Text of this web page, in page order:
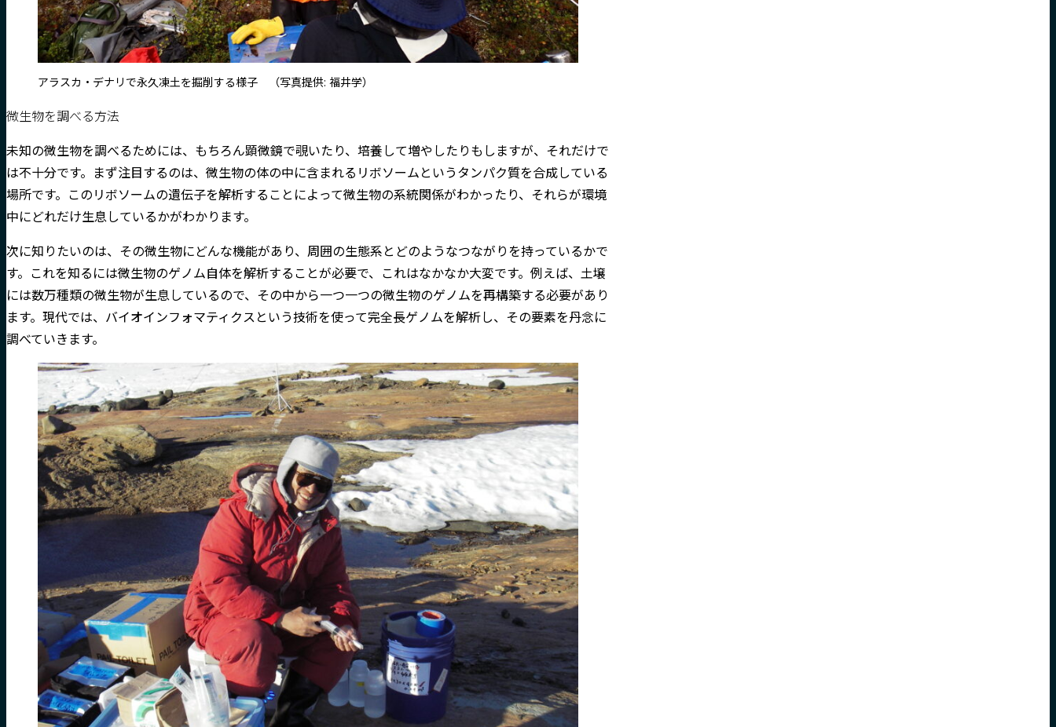
アラスカ・デナリで永久凍土を掘削する様子 （写真提供: 福井学）
微生物を調べる方法
未知の微生物を調べるためには、もちろん顕微鏡で覗いたり、培養して増やしたりもしますが、それだけで
は不十分です。まず注目するのは、微生物の体の中に含まれるリボソームというタンパク質を合成している
場所です。このリボソームの遺伝子を解析することによって微生物の系統関係がわかったり、それらが環境
中にどれだけ生息しているかがわかります。
次に知りたいのは、その微生物にどんな機能があり、周囲の生態系とどのようなつながりを持っているかで
す。これを知るには微生物のゲノム自体を解析することが必要で、これはなかなか大変です。例えば、土壌
には数万種類の微生物が生息しているので、その中から一つ一つの微生物のゲノムを再構築する必要があり
ます。現代では、バイオインフォマティクスという技術を使って完全長ゲノムを解析し、その要素を丹念に
調べていきます。